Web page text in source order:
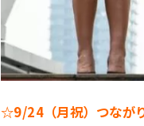
☆9/24（月祝）つなが